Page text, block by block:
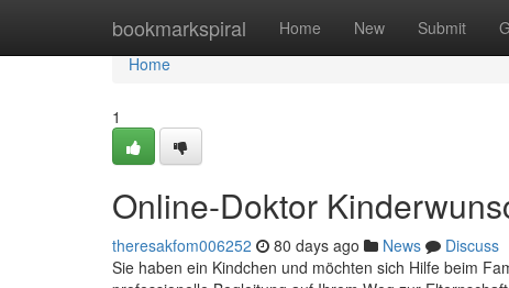
bookmarkspiral Home New Submit
Home
Home
1
Online-Doktor
theresakfom006252 80 days ago News
Discuss
Sie haben ein Kindchen und möchten sich Hilfe beim